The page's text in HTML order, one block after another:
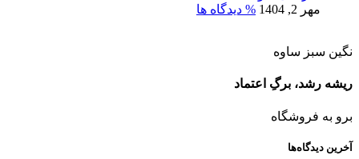
مهر 2, 1404
% دیدگاه ها
نگین سبز ساوه
ریشه رشد، برگِ اعتماد
برو به فروشگاه
آخرین دیدگاه‌ها